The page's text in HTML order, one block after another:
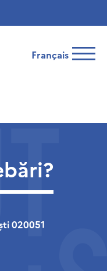
Français
020051